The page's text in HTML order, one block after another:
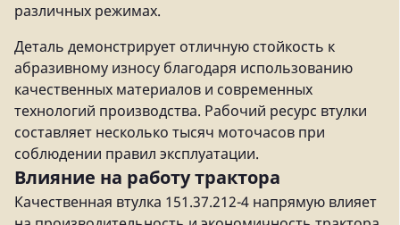
различных режимах.
Деталь демонстрирует отличную стойкость к
абразивному износу благодаря использованию
качественных материалов и современных
технологий производства. Рабочий ресурс втулки
составляет несколько тысяч моточасов при
соблюдении правил эксплуатации.
Влияние на работу трактора
Качественная втулка 151.37.212-4 напрямую влияет